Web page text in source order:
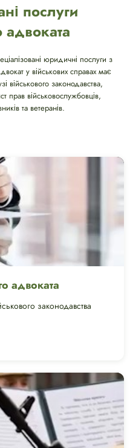
послуги
адвоката
юридичні послуги з
у військових справах має
військового законодавства,
прав військовослужбовців,
та ветеранів.
адвоката
законодавства